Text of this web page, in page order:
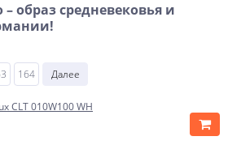
образ средневековья и
164 Далее
CLT 010W100 WH